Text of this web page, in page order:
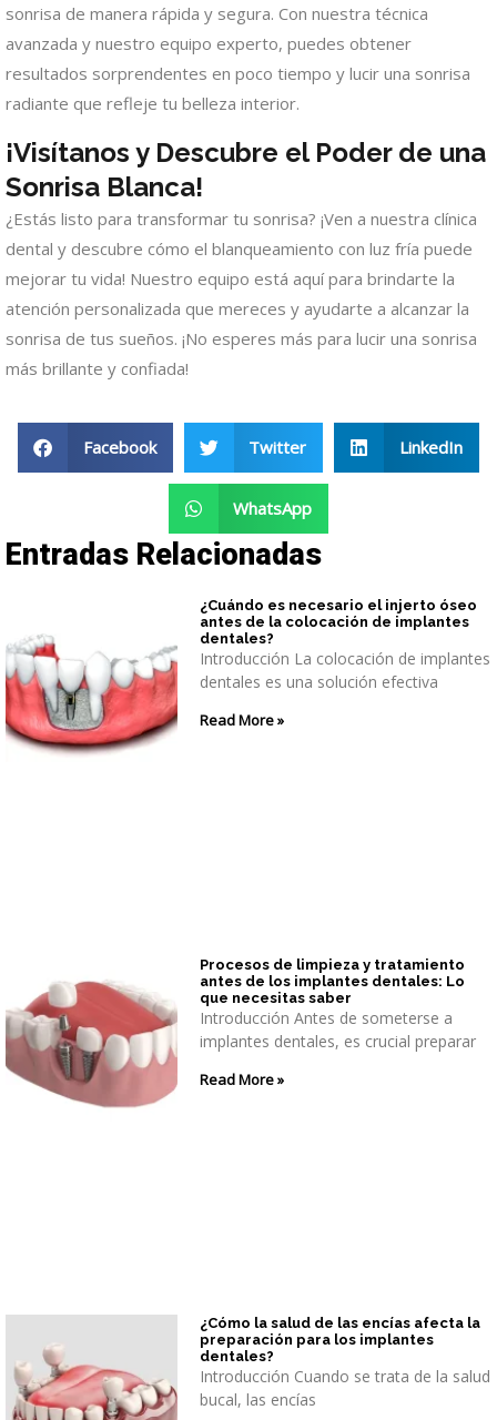
sonrisa de manera rápida y segura. Con nuestra técnica
avanzada y nuestro equipo experto, puedes obtener
resultados sorprendentes en poco tiempo y lucir una sonrisa
radiante que refleje tu belleza interior.
¡Visítanos y Descubre el Poder de una
Sonrisa Blanca!
¿Estás listo para transformar tu sonrisa? ¡Ven a nuestra clínica
dental y descubre cómo el blanqueamiento con luz fría puede
mejorar tu vida! Nuestro equipo está aquí para brindarte la
atención personalizada que mereces y ayudarte a alcanzar la
sonrisa de tus sueños. ¡No esperes más para lucir una sonrisa
más brillante y confiada!
Facebook Twitter LinkedIn
WhatsApp
Entradas Relacionadas
¿Cuándo es necesario el injerto óseo
antes de la colocación de implantes
dentales?
Introducción La colocación de implantes
dentales es una solución efectiva
Read More »
Procesos de limpieza y tratamiento
antes de los implantes dentales: Lo
que necesitas saber
Introducción Antes de someterse a
implantes dentales, es crucial preparar
Read More »
¿Cómo la salud de las encías afecta la
preparación para los implantes
dentales?
Introducción Cuando se trata de la salud
bucal, las encías